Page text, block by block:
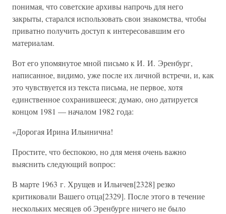
понимая, что советские архивы напрочь для него
закрыты, старался использовать свои знакомства, чтобы
приватно получить доступ к интересовавшим его
материалам.
Вот его упомянутое мной письмо к И. И. Эренбург,
написанное, видимо, уже после их личной встречи, и, как
это чувствуется из текста письма, не первое, хотя
единственное сохранившееся; думаю, оно датируется
концом 1981 — началом 1982 года:
«Дорогая Ирина Ильинична!
Простите, что беспокою, но для меня очень важно
выяснить следующий вопрос:
В марте 1963 г. Хрущев и Ильичев[2328] резко
критиковали Вашего отца[2329]. После этого в течение
нескольких месяцев об Эренбурге ничего не было